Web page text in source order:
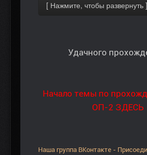
Удачного
Начало темы по
ОП-2 ЗДЕСЬ
Наша группа ВКонтакте -